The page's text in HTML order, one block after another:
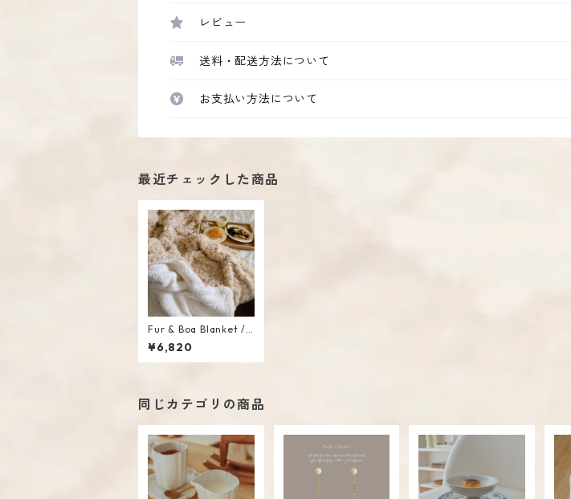
レビュー
送料・配送方法について
お支払い方法について
最近チェックした商品
Fur & Boa Blanket /
L
¥6,820
同じカテゴリの商品